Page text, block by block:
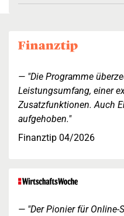
"Die Programme
Leistungsumfang, einer
Zusatzfunktionen. Auch
aufgehoben."
Finanztip 04/2026
"Der Pionier für